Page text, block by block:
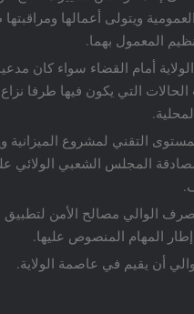
ويتولى أعمالها ومراقبتها
المعمول بهما.
أمام القضاء سواء كان
التي يكون فيها طرفا نزاع
التقني لمشروع الميزانية
المجلس الشعبي الولائي
الوالي مصالح الأمن لتطبيق
المهام المنصوص عليها.
أن يقيم في عاصمة الولاية.